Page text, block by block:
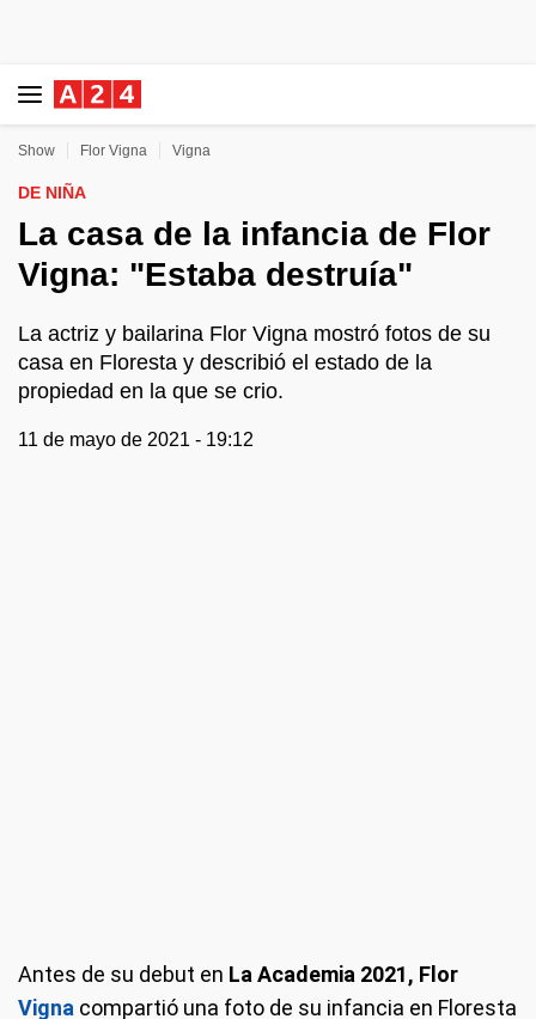
Show Flor Vigna Vigna
DE NIÑA
La casa de la infancia de Flor
Vigna: "Estaba destruía"
La actriz y bailarina Flor Vigna mostró fotos de su
casa en Floresta y describió el estado de la
propiedad en la que se crio.
11 de mayo de 2021 - 19:12
Antes de su debut en La Academia 2021, Flor
Vigna compartió una foto de su infancia en Floresta